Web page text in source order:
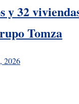
y 32
Tomza
2026